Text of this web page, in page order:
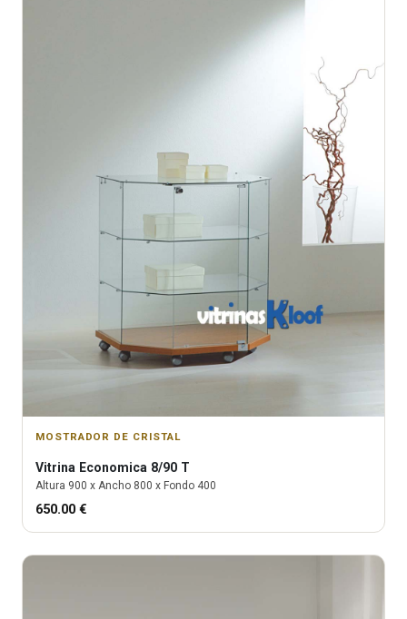
MOSTRADOR DE CRISTAL
Vitrina Economica 8/90 T
Altura 900 x Ancho 800 x Fondo 400
650.00 €